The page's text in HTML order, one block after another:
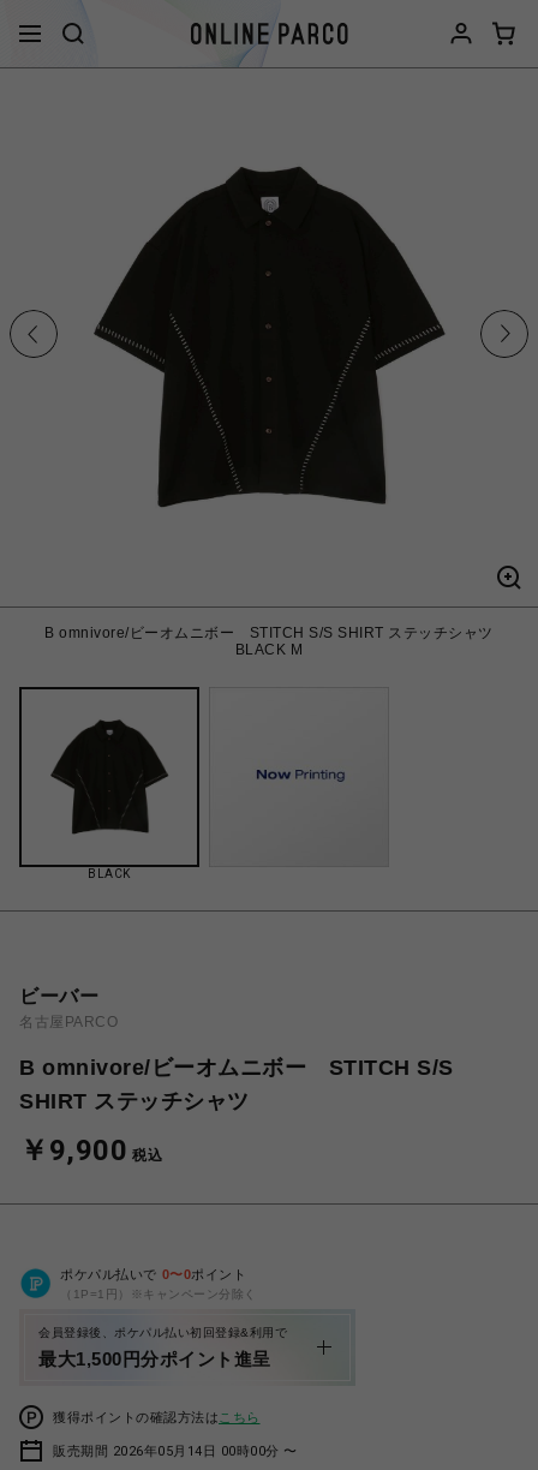
B omnivore/ビーオムニボー STITCH S/S SHIRT ステッチシャツ
BLACK M
BLACK
ビーバー
名古屋PARCO
B omnivore/ビーオムニボー STITCH S/S
SHIRT ステッチシャツ
￥9,900 税込
ポケパル払いで 0〜0ポイント
（1P=1円）※キャンペーン分除く
会員登録後、ポケパル払い初回登録&利用で
最大1,500円分ポイント進呈
獲得ポイントの確認方法は こちら
販売期間 2026年05月14日 00時00分 〜